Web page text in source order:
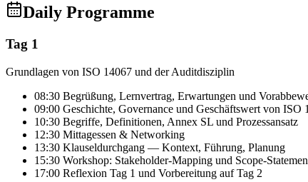
Daily Programme
Tag 1
Grundlagen von ISO 14067 und der Auditdisziplin
08:30 Begrüßung, Lernvertrag, Erwartungen und
09:00 Geschichte, Governance und Geschäftswert von ISO
10:30 Begriffe, Definitionen, Annex SL und Prozessansatz
12:30 Mittagessen & Networking
13:30 Klauseldurchgang — Kontext, Führung, Planung
15:30 Workshop: Stakeholder-Mapping und Scope-
17:00 Reflexion Tag 1 und Vorbereitung auf Tag 2